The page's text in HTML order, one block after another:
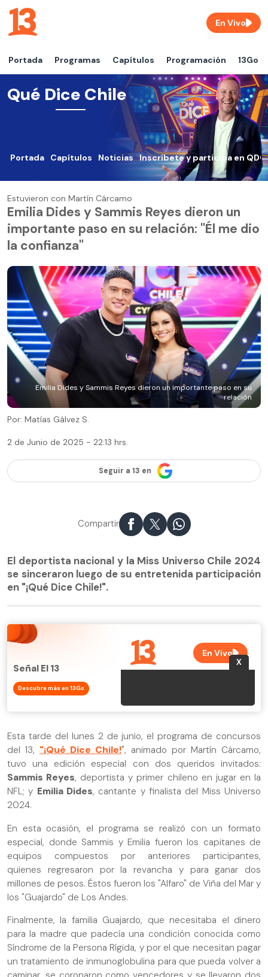
Portada Programas Capítulos Programación 13Go
En Vivo
Qué Dice Chile
Portada Capítulos Noticias Inscríbete y participa en QDC
Estuvieron con Martín Cárcamo
Emilia Dides y Sammis Reyes dieron un
importante paso en su relación: "Él me dio
la confianza"
Emilia Dides y Sammis Reyes dieron un importante paso en su
relación
Por: Matías Gálvez S.
2 de Junio de 2025 - 22:13 hrs.
Seguir a 13 en
Compartir
El deportista nacional y la Miss Universo Chile 2024
se sinceraron luego de su entretenida participación
en "¡Qué Dice Chile!".
Señal El 13
Descubre más en 13Go
Esta tarde del lunes 2 de junio, el programa de concursos
del 13, "¡Qué Dice Chile!", animado por Martín Cárcamo,
tuvo una edición especial con dos queridos invitados:
Sammis Reyes, deportista y primer chileno en jugar en la
NFL; y Emilia Dides, cantante y finalista del Miss Universo
2024.
En esta ocasión, el programa se realizó con un formato
especial, donde Sammis y Emilia fueron los capitanes de
equipos compuestos por anteriores participantes,
quienes regresaron por la revancha y para ganar dos
millones de pesos. Éstos fueron los "Alfaro" de Viña del Mar y
los "Guajardo" de Los Andes.
Finalmente, la familia Guajardo, que necesitaba el dinero
para la madre que padecía una condición conocida como
Síndrome de la Persona Rígida, y por el que necesitan pagar
un tratamiento de inmunoglobulina para que pueda volver a